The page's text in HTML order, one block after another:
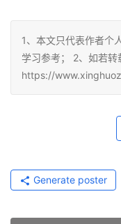
1、本文只代表作者个
学习参考； 2、如若转
https://
Generate poster